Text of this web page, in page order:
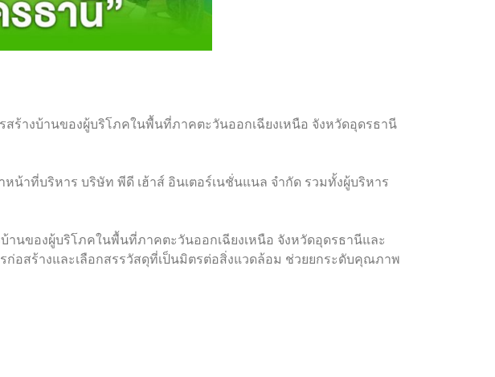
สร้างบ้านของผู้บริโภคในพื้นที่ภาคตะวันออกเฉียงเหนือ จังหวัดอุดรธานี
น้าที่บริหาร บริษัท พีดี เฮ้าส์ อินเตอร์เนชั่นแนล จำกัด รวมทั้งผู้บริหาร
านของผู้บริโภคในพื้นที่ภาคตะวันออกเฉียงเหนือ จังหวัดอุดรธานีและ
ก่อสร้างและเลือกสรรวัสดุที่เป็นมิตรต่อสิ่งแวดล้อม ช่วยยกระดับคุณภาพ